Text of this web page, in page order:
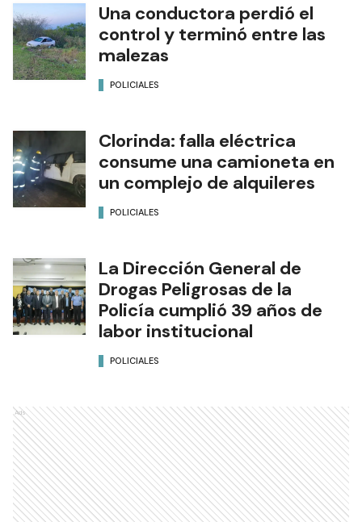
Una conductora perdió el
control y terminó entre las
malezas
POLICIALES
Clorinda: falla eléctrica
consume una camioneta en
un complejo de alquileres
POLICIALES
La Dirección General de
Drogas Peligrosas de la
Policía cumplió 39 años de
labor institucional
POLICIALES
Ads